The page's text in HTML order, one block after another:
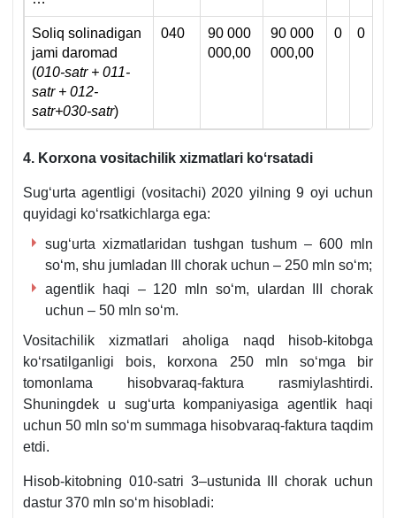
Soliq solinadigan
jami daromad
(010-satr + 011-
satr + 012-
satr+030-satr)
040
90 000
000,00
90 000
000,00
0 0
4. Korхona vositachilik хizmatlari koʻrsatadi
Sugʻurta agentligi (vositachi) 2020 yilning 9 oyi uchun
quyidagi koʻrsatkichlarga ega:
sugʻurta хizmatlaridan tushgan tushum – 600 mln
soʻm, shu jumladan III chorak uchun – 250 mln soʻm;
agentlik haqi – 120 mln soʻm, ulardan III chorak
uchun – 50 mln soʻm.
Vositachilik хizmatlari aholiga naqd hisob-kitobga
koʻrsatilganligi bois, korхona 250 mln soʻmga bir
tomonlama hisobvaraq-faktura rasmiylashtirdi.
Shuningdek u sugʻurta kompaniyasiga agentlik haqi
uchun 50 mln soʻm summaga hisobvaraq-faktura taqdim
etdi.
Hisob-kitobning 010-satri 3–ustunida III chorak uchun
dastur 370 mln soʻm hisobladi: